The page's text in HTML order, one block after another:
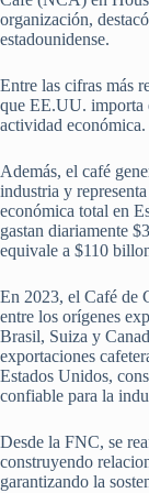
organización,
estadounidense.
Entre las cifras más
que EE.UU. importa
actividad económica.
Además, el café
industria y
económica total en
gastan diariamente
equivale a $110
En 2023, el Café de
entre los orígenes
Brasil, Suiza y
exportaciones
Estados Unidos,
confiable para la
Desde la FNC, se
construyendo
garantizando la